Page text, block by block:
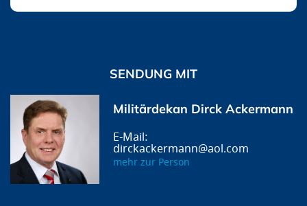
SENDUNG MIT
Militärdekan Dirck Ackermann
dirckackermann@aol.com
mehr zur Person